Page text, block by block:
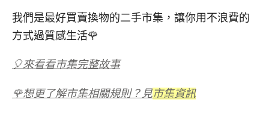
我們是最好買賣換物的二手市集，讓你用不浪費的
方式過質感生活🌹
🎈來看看市集完整故事
🌹想更了解市集相關規則？見市集資訊